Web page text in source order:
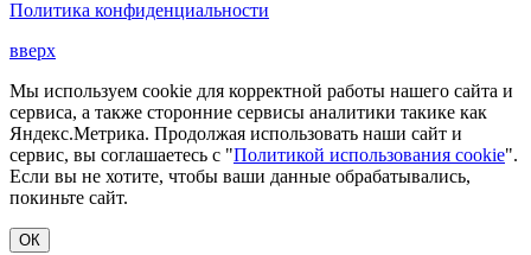
Политика конфиденциальности
вверх
Мы используем cookie для корректной работы нашего сайта и
сервиса, а также сторонние сервисы аналитики такике как
Яндекс.Метрика. Продолжая использовать наши сайт и
сервис, вы соглашаетесь с "Политикой использования cookie".
Если вы не хотите, чтобы ваши данные обрабатывались,
покиньте сайт.
ОК